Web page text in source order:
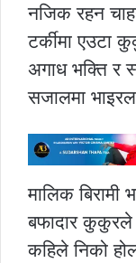
नजिक रहन
टर्कीमा एउटा
अगाध भक्ति र
सजालमा
मालिक बिरामी
बफादार कुकुरले
कहिले निको